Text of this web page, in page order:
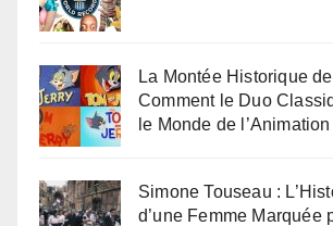
La Montée Historique
Comment le Duo
le Monde de l’Animation
Simone Touseau :
d’une Femme Marquée